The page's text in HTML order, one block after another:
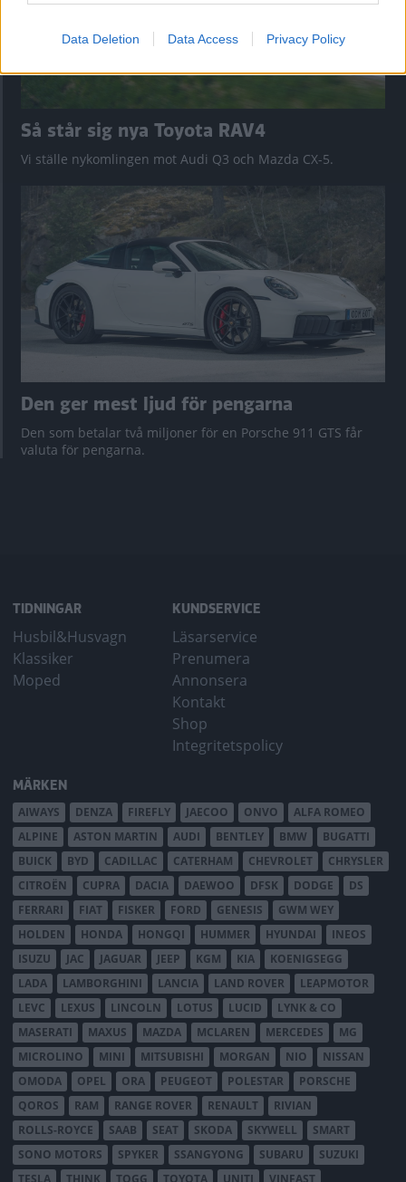
Data Deletion Data Access Privacy Policy
Så står sig nya Toyota RAV4
Vi ställe nykomlingen mot Audi Q3 och Mazda CX-5.
Den ger mest ljud för pengarna
Den som betalar två miljoner för en Porsche 911 GTS får
valuta för pengarna.
TIDNINGAR
Husbil&Husvagn
Klassiker
Moped
KUNDSERVICE
Läsarservice
Prenumera
Annonsera
Kontakt
Shop
Integritetspolicy
MÄRKEN
AIWAYS DENZA FIREFLY JAECOO ONVO
ALFA ROMEO
ALPINE
ASTON MARTIN AUDI BENTLEY BMW
BUGATTI
BUICK
BYD CADILLAC CATERHAM CHEVROLET
CHRYSLER
CITROËN
CUPRA DACIA DAEWOO DFSK DODGE
DS
FERRARI
FIAT FISKER FORD GENESIS
GWM WEY
HOLDEN
HONDA HONGQI HUMMER HYUNDAI
INEOS
ISUZU
JAC JAGUAR JEEP KGM KIA
KOENIGSEGG
LADA
LAMBORGHINI LANCIA LAND ROVER
LEAPMOTOR
LEVC
LEXUS LINCOLN LOTUS LUCID
LYNK & CO
MASERATI
MAXUS MAZDA MCLAREN MERCEDES
MG
MICROLINO
MINI MITSUBISHI MORGAN NIO
NISSAN
OMODA
OPEL ORA PEUGEOT POLESTAR
PORSCHE
QOROS
RAM RANGE ROVER RENAULT
RIVIAN
ROLLS-ROYCE
SAAB SEAT SKODA SKYWELL
SMART
SONO MOTORS
SPYKER SSANGYONG SUBARU
SUZUKI
TESLA
THINK TOGG TOYOTA UNITI VINFAST